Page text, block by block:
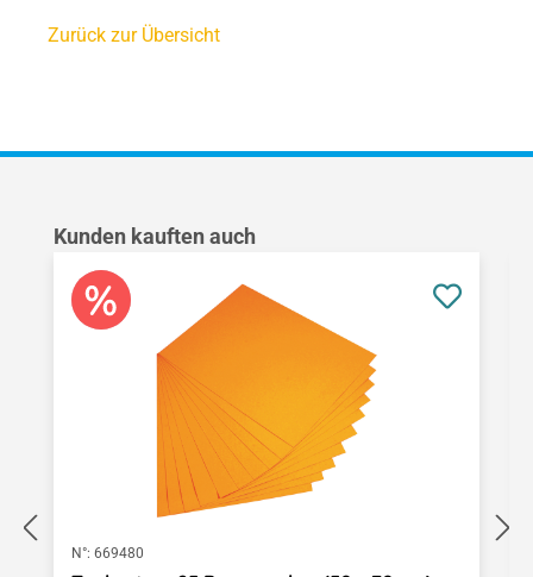
Zurück zur Übersicht
Produktgalerie überspringen
Kunden kauften auch
N°: 669480